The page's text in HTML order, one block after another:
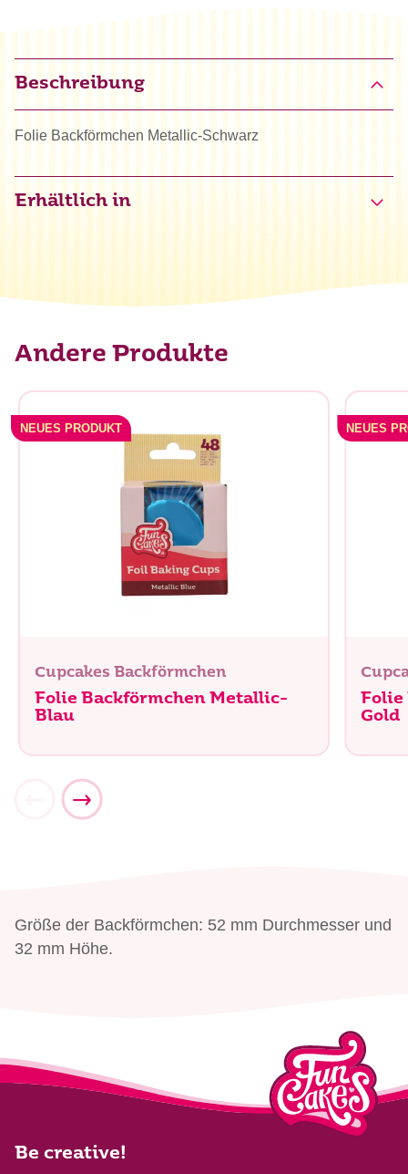
Beschreibung
Folie Backförmchen Metallic-Schwarz
Erhältlich in
Andere Produkte
NEUES PRODUKT
Cupcakes Backförmchen
Folie Backförmchen Metallic-
Blau
NEUES
Folie
Gold
Größe der Backförmchen: 52 mm Durchmesser und
32 mm Höhe.
Be creative!